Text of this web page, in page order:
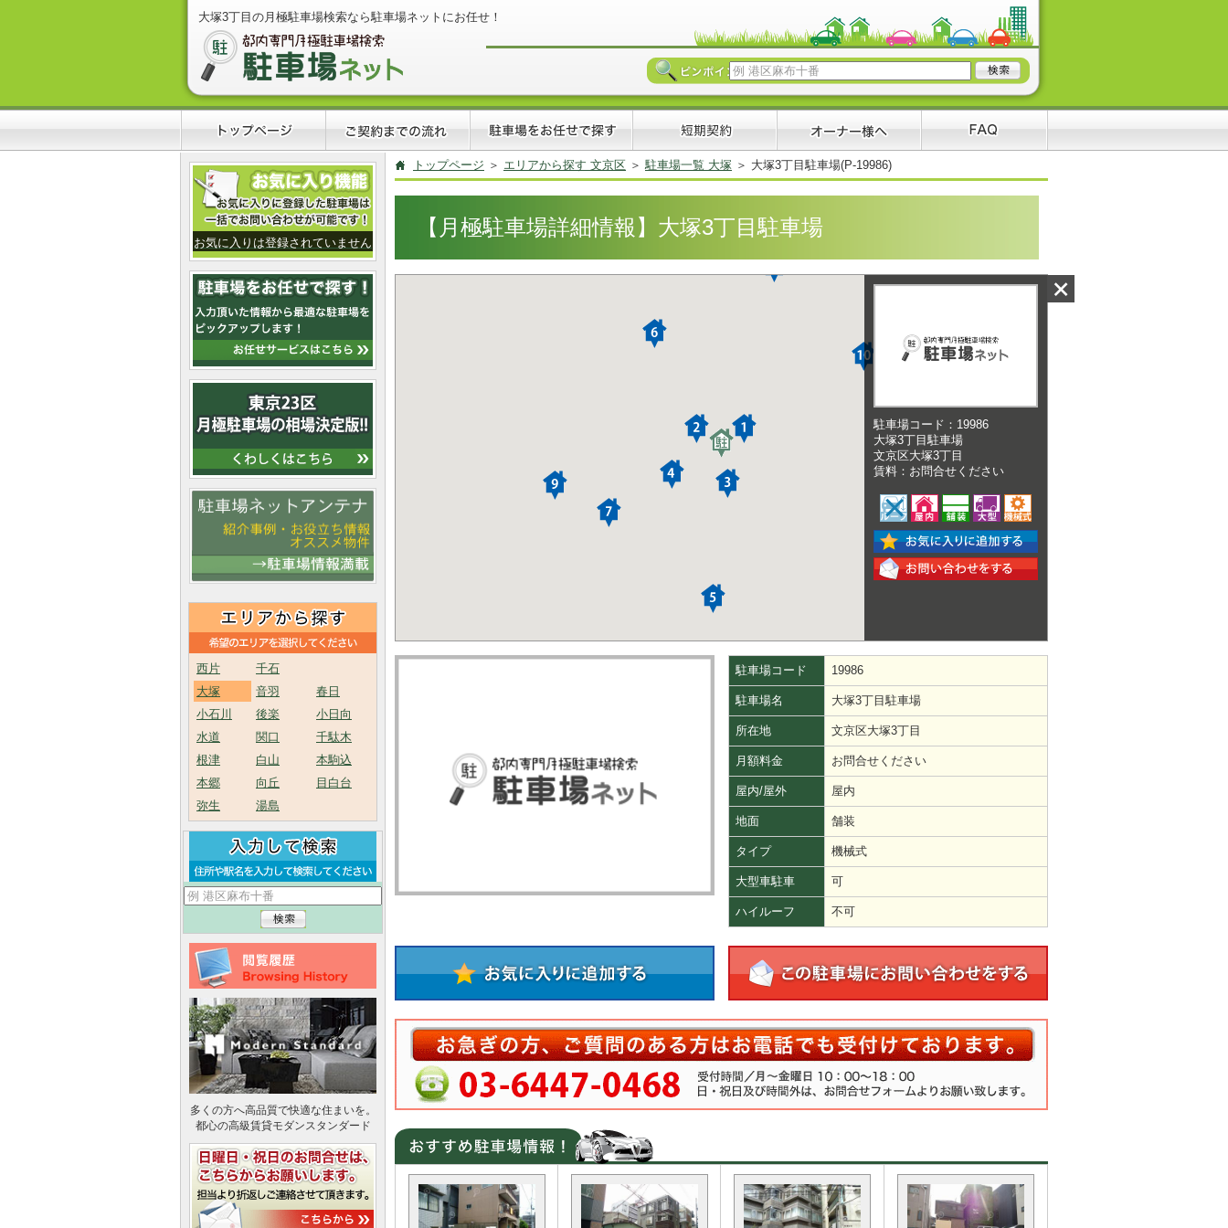
大塚3丁目の月極駐車場検索なら駐車場ネットにお任せ！
お気に入りは登録されていません
西片
千石
大塚
音羽
春日
小石川
後楽
小日向
水道
関口
千駄木
根津
白山
本駒込
本郷
向丘
目白台
弥生
湯島
多くの方へ高品質で快適な住まいを。
都心の高級賃貸モダンスタンダード
トップページ エリアから探す 文京区 駐車場一覧 大塚 大塚3丁目駐車場(P-19986)
【月極駐車場詳細情報】大塚3丁目駐車場
駐車場コード 19986
駐車場名 大塚3丁目駐車場
所在地 文京区大塚3丁目
月額料金 お問合せください
屋内/屋外 屋内
地面 舗装
タイプ 機械式
大型車駐車 可
ハイルーフ 不可
駐車場コード：19986
大塚3丁目駐車場
文京区大塚3丁目
賃料：お問合せください